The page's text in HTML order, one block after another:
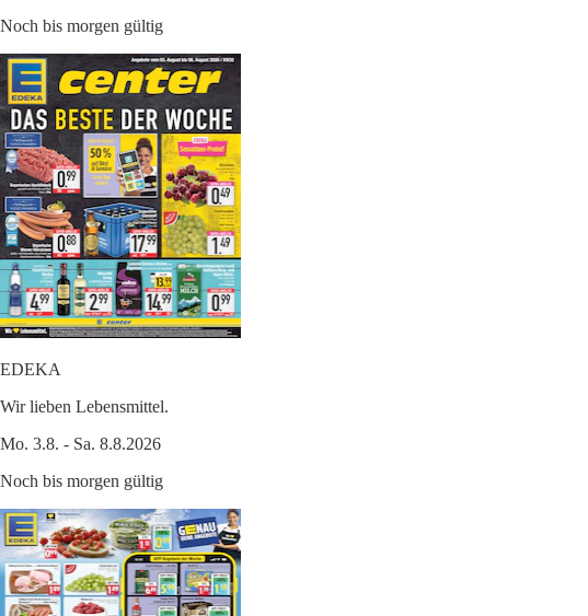
Noch bis morgen gültig
EDEKA
Wir lieben Lebensmittel.
Mo. 3.8. - Sa. 8.8.2026
Noch bis morgen gültig